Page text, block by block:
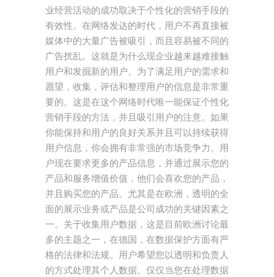
业经营活动的成功取决于个性化的营销手段的
有效性。在网络发达的时代，用户不再直接被
媒体中的大量广告被吸引，而且容易被不同的
广告扰乱。这就是为什么现企业越来越难接触
用户和发掘新的用户。为了满足用户的需求和
愿望，收集，评估和整理用户的信息是非常重
要的。这是在这个网络时代唯一能保证个性化
营销手段的方法，并且吸引用户的注意。如果
你能保持和用户的良好关系并且可以持续获得
用户信息，你会拥有非常强的市场竞争力。用
户现在要求更多的产品信息，并通过展示您的
产品和服务增值价值，他们会喜欢您的产品，
并且购买您的产品。尤其是在欧洲，透明的全
面的展示业务或产品是公司成功的关键因素之
一。关于收集用户数据，这是目前欧洲讨论最
多的主题之一，在德国，在数据保护方面有严
格的法律和法规。用户希望您以透明和负责人
的方式处理其个人数据。仅仅当您在处理数据